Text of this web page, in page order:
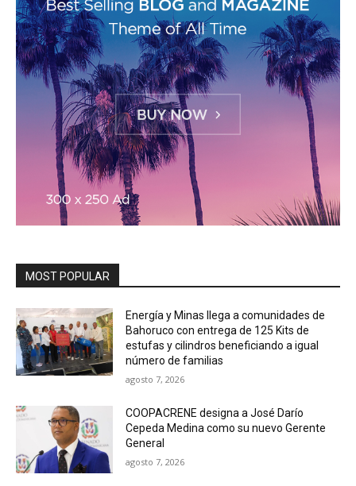
MOST POPULAR
Energía y Minas llega a comunidades de
Bahoruco con entrega de 125 Kits de
estufas y cilindros beneficiando a igual
número de familias
agosto 7, 2026
COOPACRENE designa a José Darío
Cepeda Medina como su nuevo Gerente
General
agosto 7, 2026